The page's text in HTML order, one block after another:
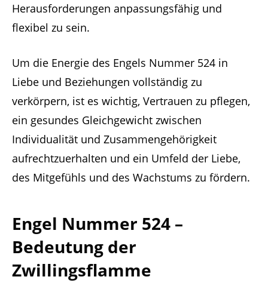
Herausforderungen anpassungsfähig und
flexibel zu sein.
Um die Energie des Engels Nummer 524 in
Liebe und Beziehungen vollständig zu
verkörpern, ist es wichtig, Vertrauen zu pflegen,
ein gesundes Gleichgewicht zwischen
Individualität und Zusammengehörigkeit
aufrechtzuerhalten und ein Umfeld der Liebe,
des Mitgefühls und des Wachstums zu fördern.
Engel Nummer 524 –
Bedeutung der
Zwillingsflamme